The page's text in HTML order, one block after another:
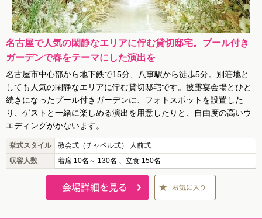
名古屋で人気の閑静なエリアに佇む貸切邸宅。プール付き
ガーデンで春をテーマにした演出を
名古屋市中心部から地下鉄で15分、八事駅から徒歩5分。別荘地と
しても人気の閑静なエリアに佇む貸切邸宅です。披露宴会場とひと
続きになったプール付きガーデンに、フォトスポットを設置した
り、ゲストと一緒に楽しめる演出を用意したりと、自由度の高いウ
エディングがかないます。
挙式スタイル
教会式（チャペル式） 人前式
収容人数
着席 10名～ 130名 、立食 150名